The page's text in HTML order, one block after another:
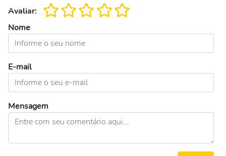
Avaliar:
Nome
E-mail
Mensagem